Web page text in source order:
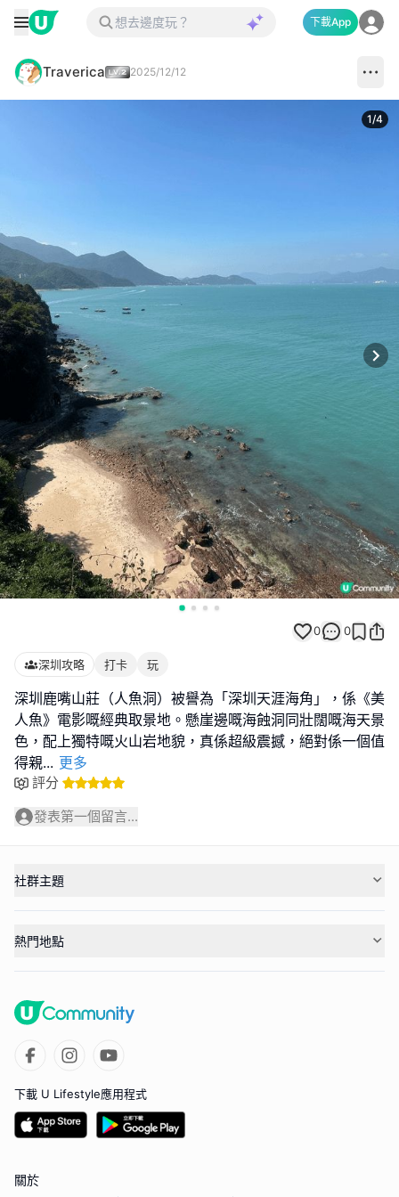
下載App
Traverica 2025/12/12
1/4
0 0
深圳攻略 打卡 玩
深圳鹿嘴山莊（人魚洞）被譽為「深圳天涯海角」，係《美
人魚》電影嘅經典取景地。懸崖邊嘅海蝕洞同壯闊嘅海天景
色，配上獨特嘅火山岩地貌，真係超級震撼，絕對係一個值
得親... 更多
評分
發表第一個留言...
社群主題
熱門地點
下載 U Lifestyle應用程式
關於